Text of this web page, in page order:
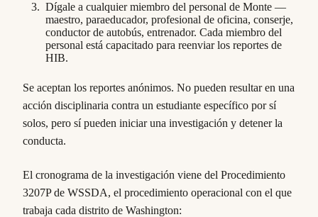
Dígale a cualquier miembro del personal de Monte —
maestro, paraeducador, profesional de oficina, conserje,
conductor de autobús, entrenador. Cada miembro del
personal está capacitado para reenviar los reportes de
HIB.
Se aceptan los reportes anónimos. No pueden resultar en una
acción disciplinaria contra un estudiante específico por sí
solos, pero sí pueden iniciar una investigación y detener la
conducta.
El cronograma de la investigación viene del Procedimiento
3207P de WSSDA, el procedimiento operacional con el que
trabaja cada distrito de Washington: